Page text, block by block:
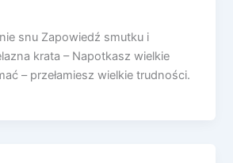
snu Zapowiedź smutku i
krata – Napotkasz wielkie
– przełamiesz wielkie trudności.